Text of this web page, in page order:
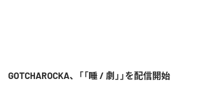
GOTCHAROCKA、「「睡 / 劇」」を配信開始